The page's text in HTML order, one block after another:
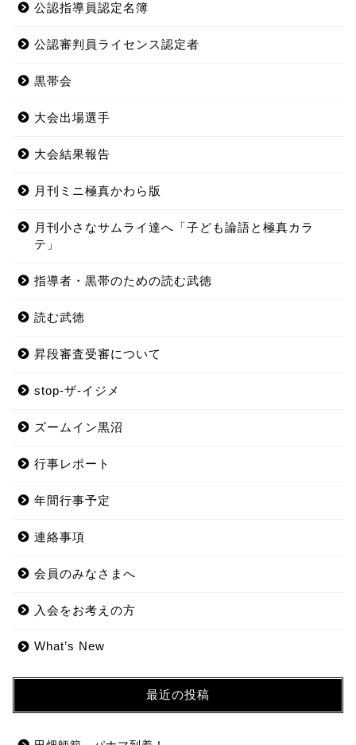
公認指導員認定名簿
公認審判員ライセンス認定者
黒帯会
大会出場選手
大会結果報告
月刊ミニ極真かわら版
月刊小さなサムライ達へ「子ども論語と極真カラ
テ」
指導者・黒帯のための読む武徳
読む武徳
昇段審査受審について
stop-ザ-イジメ
ズームイン黒沼
行事レポート
年間行事予定
連絡事項
会員のみなさまへ
入会をお考えの方
What’s New
最近の投稿